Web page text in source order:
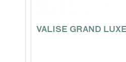
VALISE GRAND